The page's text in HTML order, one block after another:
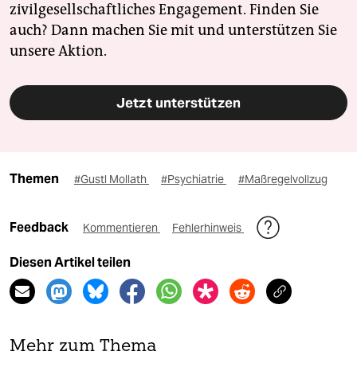
zivilgesellschaftliches Engagement. Finden Sie
auch? Dann machen Sie mit und unterstützen Sie
unsere Aktion.
Jetzt unterstützen
Themen #Gustl Mollath #Psychiatrie #Maßregelvollzug
Feedback Kommentieren Fehlerhinweis
Diesen Artikel teilen
Mehr zum Thema